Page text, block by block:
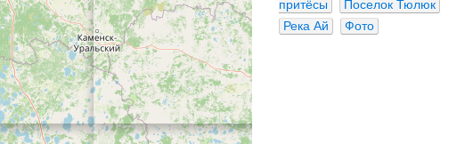
притёсы
Поселок Тюлюк
Река Ай
Фото